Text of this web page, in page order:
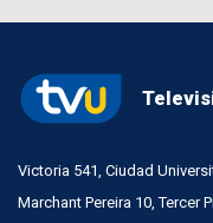
Victoria 541, Ciudad
Marchant Pereira 10, Tercer